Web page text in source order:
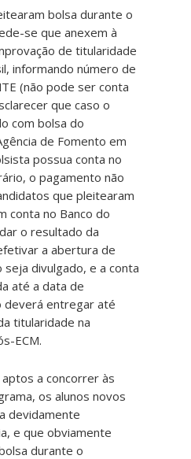
bolsa durante o
se que anexem à
de titularidade
informando número de
(não pode ser conta
que caso o
com bolsa do
de Fomento em
possua conta no
o pagamento não
que pleitearam
conta no Banco do
o resultado da
a abertura de
divulgado, e a conta
até a data de
deverá entregar até
titularidade na
ECM.
a concorrer às
os alunos novos
devidamente
e que obviamente
durante o